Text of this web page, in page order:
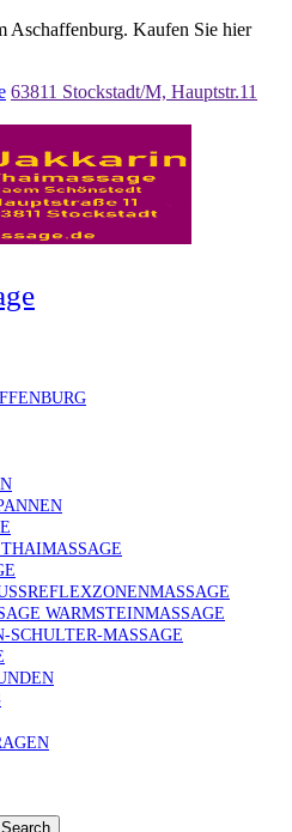
Aschaffenburg. Kaufen Sie hier
63811 Stockstadt/M, Hauptstr.11
WARMSTEINMASSAGE
SCHULTER-MASSAGE
Search